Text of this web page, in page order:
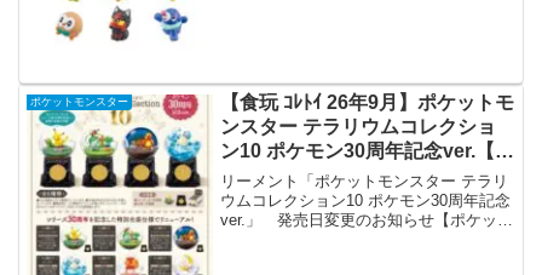
ポケットモンスター
【食玩 ｺﾚﾄｲ 26年9月】ポケットモ
ンスター テラリウムコレクショ
ン10 ポケモン30周年記念ver.【リ
ーメント】
リーメント「ポケットモンスター テラリ
ウムコレクション10 ポケモン30周年記念
ver.」 発売日変更のお知らせ【ポケット